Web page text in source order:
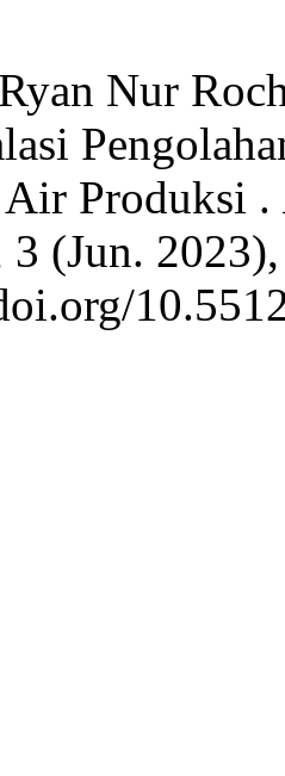
Nur
Produksi .
3 (Jun.